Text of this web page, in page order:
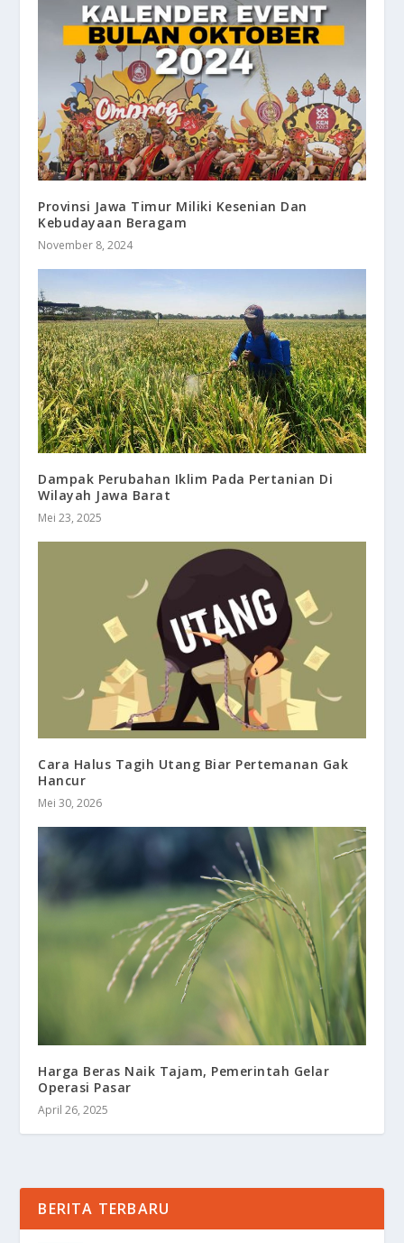
Provinsi Jawa Timur Miliki Kesenian Dan
Kebudayaan Beragam
November 8, 2024
Dampak Perubahan Iklim Pada Pertanian Di
Wilayah Jawa Barat
Mei 23, 2025
Cara Halus Tagih Utang Biar Pertemanan Gak
Hancur
Mei 30, 2026
Harga Beras Naik Tajam, Pemerintah Gelar
Operasi Pasar
April 26, 2025
BERITA TERBARU